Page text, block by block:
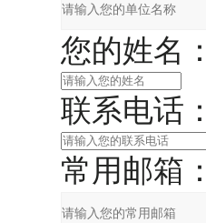
您的姓名
联系电话
常用邮箱